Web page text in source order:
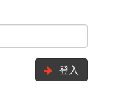
登入